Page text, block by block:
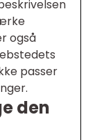
også
passer
den